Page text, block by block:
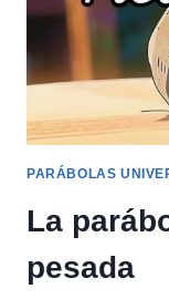
PARÁBOLAS
La
pesada